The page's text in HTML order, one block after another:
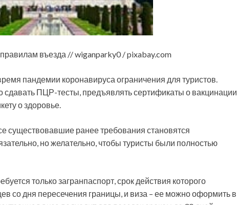
въезда // wiganparky0 / pixabay.com
пандемии коронавируса ограничения для туристов.
ПЦР-тесты, предъявлять сертификаты о вакцинации
о здоровье.
существовавшие ранее требования становятся
но желательно, чтобы туристы были полностью
только загранпаспорт, срок действия которого
со дня пересечения границы, и виза – ее можно оформить в